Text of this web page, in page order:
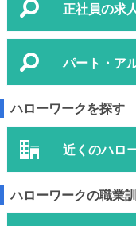
正社員の求
パート・ア
ハローワークを探す
近くのハロ
ハローワークの職業